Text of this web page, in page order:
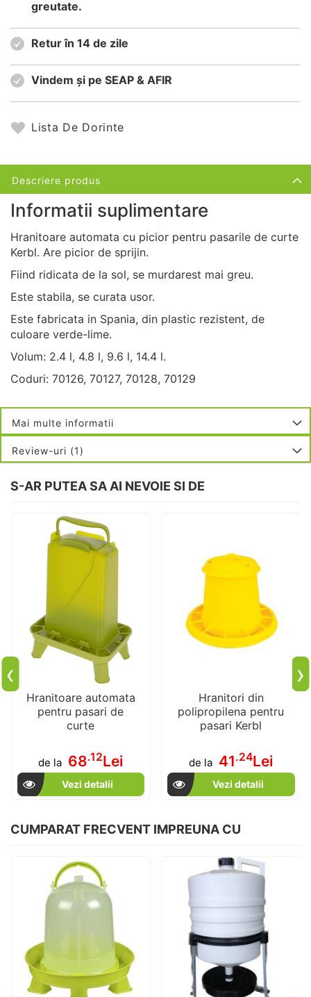
greutate.
Retur în 14 de zile
Vindem și pe SEAP & AFIR
Lista De Dorinte
Descriere produs
Informatii suplimentare
Hranitoare automata cu picior pentru pasarile de curte
Kerbl. Are picior de sprijin.
Fiind ridicata de la sol, se murdarest mai greu.
Este stabila, se curata usor.
Este fabricata in Spania, din plastic rezistent, de
culoare verde-lime.
Volum: 2.4 l, 4.8 l, 9.6 l, 14.4 l.
Coduri: 70126, 70127, 70128, 70129
Mai multe informatii
Review-uri 1
S-AR PUTEA SA AI NEVOIE SI DE
Hranitoare automata
pentru pasari de
curte
de la 68.12Lei
Vezi detalii
Hranitori din
polipropilena pentru
pasari Kerbl
de la 41.24Lei
Vezi detalii
‹ ›
CUMPARAT FRECVENT IMPREUNA CU